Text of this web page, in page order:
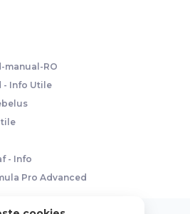
manual-RO
- Info Utile
- Info
Pro Advanced